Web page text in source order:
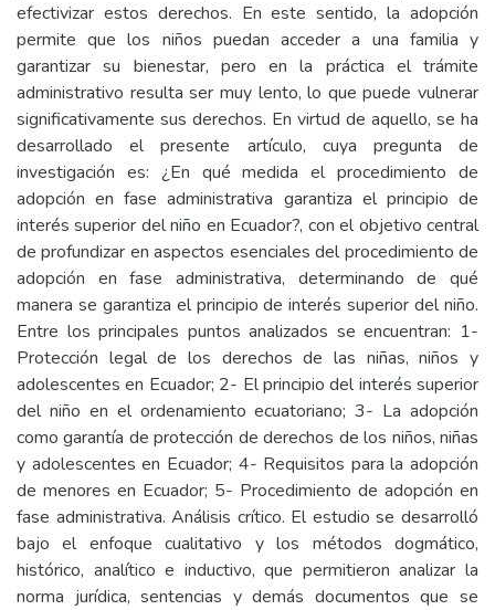
efectivizar estos derechos. En este sentido, la adopción
permite que los niños puedan acceder a una familia y
garantizar su bienestar, pero en la práctica el trámite
administrativo resulta ser muy lento, lo que puede vulnerar
significativamente sus derechos. En virtud de aquello, se ha
desarrollado el presente artículo, cuya pregunta de
investigación es: ¿En qué medida el procedimiento de
adopción en fase administrativa garantiza el principio de
interés superior del niño en Ecuador?, con el objetivo central
de profundizar en aspectos esenciales del procedimiento de
adopción en fase administrativa, determinando de qué
manera se garantiza el principio de interés superior del niño.
Entre los principales puntos analizados se encuentran: 1-
Protección legal de los derechos de las niñas, niños y
adolescentes en Ecuador; 2- El principio del interés superior
del niño en el ordenamiento ecuatoriano; 3- La adopción
como garantía de protección de derechos de los niños, niñas
y adolescentes en Ecuador; 4- Requisitos para la adopción
de menores en Ecuador; 5- Procedimiento de adopción en
fase administrativa. Análisis crítico. El estudio se desarrolló
bajo el enfoque cualitativo y los métodos dogmático,
histórico, analítico e inductivo, que permitieron analizar la
norma jurídica, sentencias y demás documentos que se